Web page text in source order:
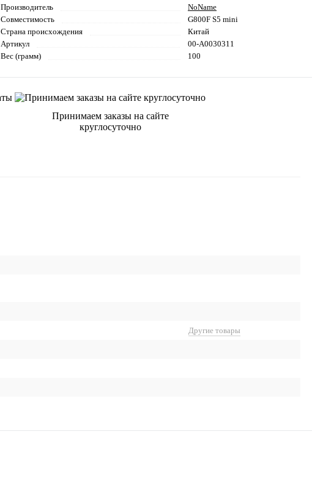
Производитель
NoName
Совместимость
G800F S5 mini
Страна происхождения
Китай
Артикул
00-А0030311
Вес (грамм)
100
Принимаем заказы на сайте
круглосуточно
Другие товары